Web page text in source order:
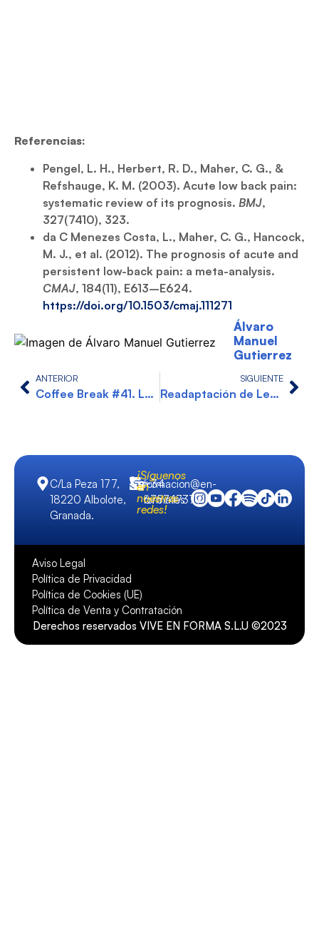
Referencias:
Pengel, L. H., Herbert, R. D., Maher, C. G., &
Refshauge, K. M. (2003). Acute low back pain:
systematic review of its prognosis. BMJ,
327(7410), 323.
da C Menezes Costa, L., Maher, C. G., Hancock,
M. J., et al. (2012). The prognosis of acute and
persistent low-back pain: a meta-analysis.
CMAJ, 184(11), E613–E624.
https://doi.org/10.1503/cmaj.111271
Álvaro
Manuel
Gutierrez
ANTERIOR
Coffee Break #41. La preparación física con deportistas de élite, con Moisés Benavente
SIGUIENTE
Readaptación de Lesiones: Cómo volver al movimiento sin miedo
C/La Peza 177,
18220 Albolote,
Granada.
formacion@en-
forma.es
+34
675747379
¡Síguenos
en
nuestras
redes!
Derechos reservados VIVE EN FORMA S.L.U ©2023
Aviso Legal
Política de Privacidad
Política de Cookies (UE)
Política de Venta y Contratación